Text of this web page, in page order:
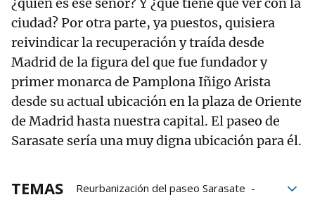
¿quién es ese señor? Y ¿qué tiene que ver con la
ciudad? Por otra parte, ya puestos, quisiera
reivindicar la recuperación y traída desde
Madrid de la figura del que fue fundador y
primer monarca de Pamplona Iñigo Arista
desde su actual ubicación en la plaza de Oriente
de Madrid hasta nuestra capital. El paseo de
Sarasate sería una muy digna ubicación para él.
TEMAS
Reurbanización del paseo Sarasate